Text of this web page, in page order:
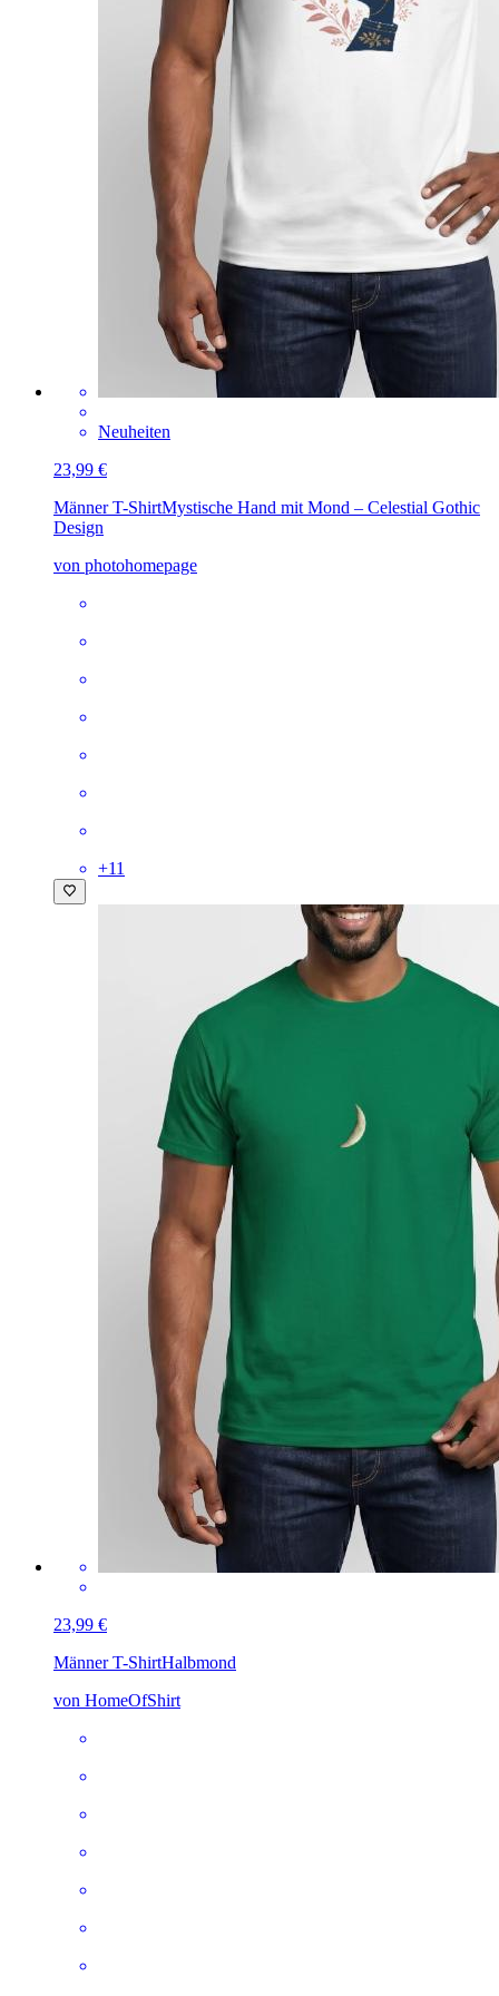
Neuheiten
23,99 €
Männer T-ShirtMystische Hand mit Mond – Celestial Gothic
Design
von photohomepage
+11
23,99 €
Männer T-ShirtHalbmond
von HomeOfShirt